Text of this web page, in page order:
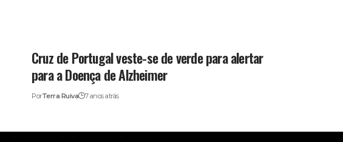
Cruz de Portugal veste-se de verde para alertar
para a Doença de Alzheimer
PorTerra Ruiva 7 anos atrás